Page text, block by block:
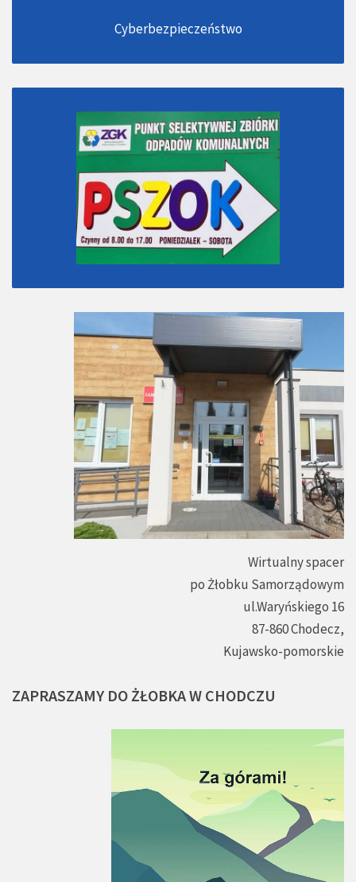
Cyberbezpieczeństwo
Wirtualny spacer
po Żłobku Samorządowym
ul.Waryńskiego 16
87-860 Chodecz,
Kujawsko-pomorskie
ZAPRASZAMY DO ŻŁOBKAW CHODCZU